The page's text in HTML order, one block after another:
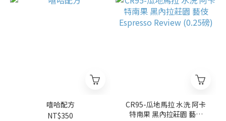
嘻哈配方
NT$350
CR95-瓜地馬拉 水洗 阿卡
特南果 黑內拉莊園 藝伎